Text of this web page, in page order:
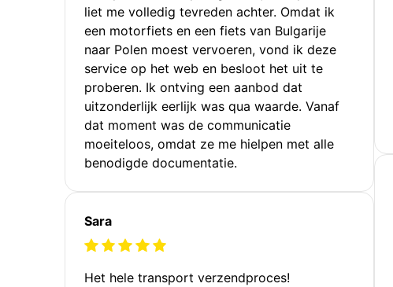
liet me volledig tevreden achter. Omdat ik
een motorfiets en een fiets van Bulgarije
naar Polen moest vervoeren, vond ik deze
service op het web en besloot het uit te
proberen. Ik ontving een aanbod dat
uitzonderlijk eerlijk was qua waarde. Vanaf
dat moment was de communicatie
moeiteloos, omdat ze me hielpen met alle
benodigde documentatie.
Sara
Het hele transport verzendproces!